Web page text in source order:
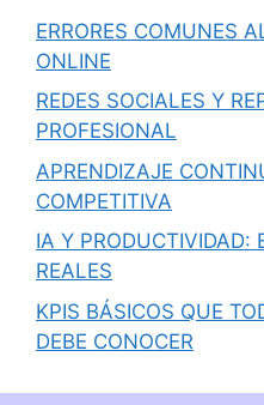
ERRORES COMUNES
ONLINE
REDES SOCIALES Y
PROFESIONAL
APRENDIZAJE
COMPETITIVA
IA Y PRODUCTIVIDAD:
REALES
KPIS BÁSICOS QUE
DEBE CONOCER